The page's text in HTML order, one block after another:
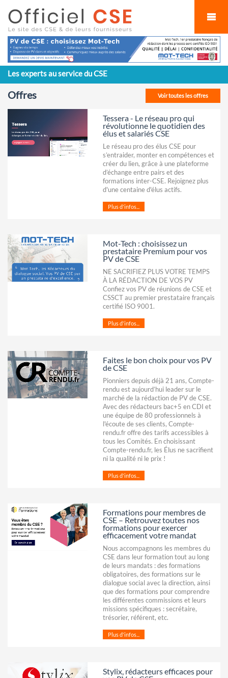
Les experts au service du CSE
Voir toutes les offres
Offres
Tessera - Le réseau pro qui
révolutionne le quotidien des
élus et salariés CSE
Le réseau pro des élus CSE pour
s’entraider, monter en compétences et
créer du lien, grâce à une plateforme
d’échange entre pairs et des
formations inter-CSE. Rejoignez plus
d'une centaine d'élus actifs.
Plus d'infos...
Mot-Tech : choisissez un
prestataire Premium pour vos
PV de CSE
NE SACRIFIEZ PLUS VOTRE TEMPS
À LA RÉDACTION DE VOS PV
Confiez vos PV de réunions de CSE et
CSSCT au premier prestataire français
certifié ISO 9001.
Plus d'infos...
Faites le bon choix pour vos PV
de CSE
Pionniers depuis déjà 21 ans, Compte-
rendu est aujourd’hui leader sur le
marché de la rédaction de PV de CSE.
Avec des rédacteurs bac+5 en CDI et
une équipe de 80 professionnels à
l'écoute de ses clients, Compte-
rendu.fr offre des tarifs accessibles à
tous les Comités. En choisissant
Compte-rendu.fr, les Élus ne sacrifient
ni la qualité ni le prix !
Plus d'infos...
Formations pour membres de
CSE – Retrouvez toutes nos
formations pour exercer
efficacement votre mandat
Nous accompagnons les membres du
CSE dans leur formation tout au long
de leurs mandats : des formations
obligatoires, des formations sur le
dialogue social avec la direction, ainsi
que des formations pour comprendre
les différentes commissions et leurs
missions spécifiques : secrétaire,
trésorier, référent, etc.
Plus d'infos...
Stylix, rédacteurs efficaces pour